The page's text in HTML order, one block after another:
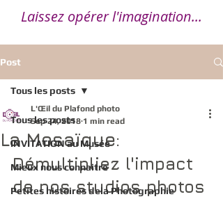
Laissez opérer l'imagination...
Post
Tous les posts
INVITATION au Musée
Mieux nous connaitre
Petites histoires dela Photographie
Tous les posts
La Mosaïque:
L'Œil du Plafond photo
Sep 24, 2018 1 min read
Démultipliez l'impact
de nos studios photos